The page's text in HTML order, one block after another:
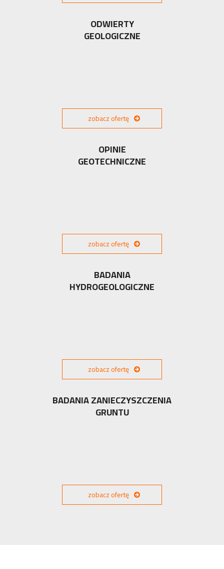
ODWIERTY
GEOLOGICZNE
zobacz ofertę
OPINIE
GEOTECHNICZNE
zobacz ofertę
BADANIA
HYDROGEOLOGICZNE
zobacz ofertę
BADANIA ZANIECZYSZCZENIA
GRUNTU
zobacz ofertę